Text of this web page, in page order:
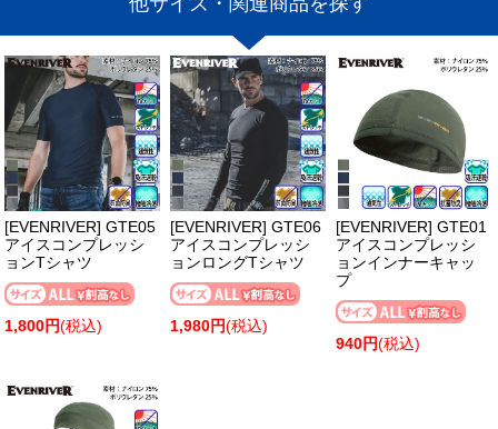
[EVENRIVER] GTE05
アイスコンプレッシ
ョンTシャツ
1,800円(税込)
[EVENRIVER] GTE06
アイスコンプレッシ
ョンロングTシャツ
1,980円(税込)
[EVENRIVER] GTE01
アイスコンプレッシ
ョンインナーキャッ
プ
940円(税込)